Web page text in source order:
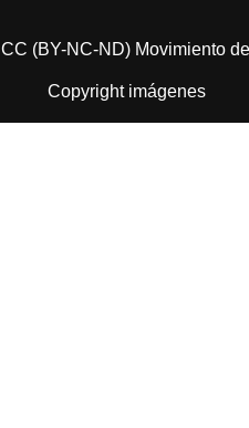
CC (BY-NC-ND) Movimiento
Copyright imágenes